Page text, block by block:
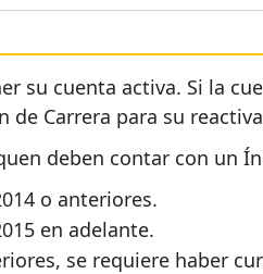
su cuenta activa. Si la
de Carrera para su
deben contar con un
o anteriores.
en adelante.
se requiere haber